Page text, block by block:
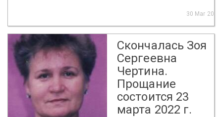
30 Mar 2022
Скончалась Зоя
Сергеевна
Чертина.
Прощание
состоится 23
марта 2022 г.